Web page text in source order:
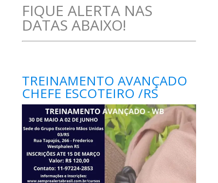
FIQUE ALERTA NAS
DATAS ABAIXO!
TREINAMENTO AVANÇADO
CHEFE ESCOTEIRO /RS